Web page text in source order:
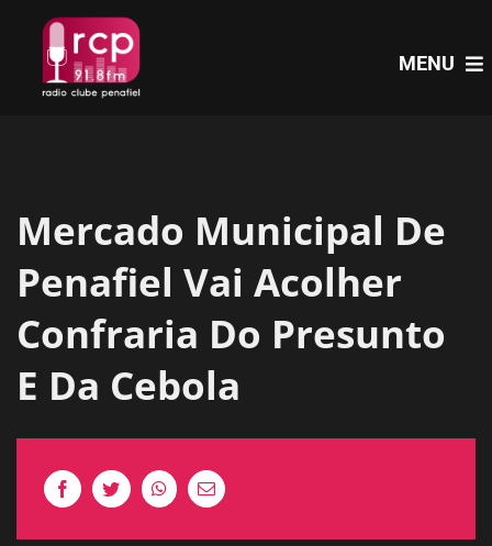
content
MENU
PROGRAMAS
NOTÍCIAS
Mercado Municipal De
Penafiel Vai Acolher
Confraria Do Presunto
E Da Cebola